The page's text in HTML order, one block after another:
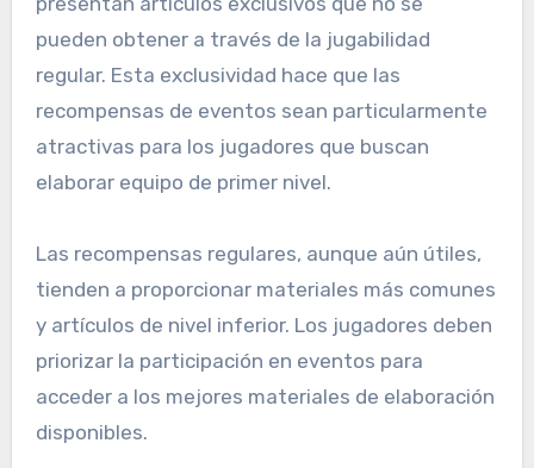
pueden obtener a través de la jugabilidad
regular. Esta exclusividad hace que las
recompensas de eventos sean particularmente
atractivas para los jugadores que buscan
elaborar equipo de primer nivel.
Las recompensas regulares, aunque aún útiles,
tienden a proporcionar materiales más comunes
y artículos de nivel inferior. Los jugadores deben
priorizar la participación en eventos para
acceder a los mejores materiales de elaboración
disponibles.